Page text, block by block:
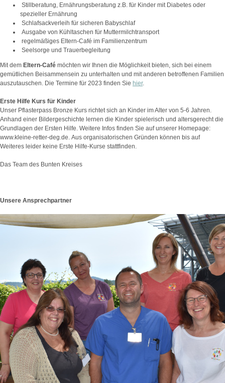
Stillberatung, Ernährungsberatung z.B. für Kinder mit Diabetes oder
spezieller Ernährung
Schlafsackverleih für sicheren Babyschlaf
Ausgabe von Kühltaschen für Muttermilchtransport
regelmäßiges Eltern-Café im Familienzentrum
Seelsorge und Trauerbegleitung
Mit dem Eltern-Café möchten wir Ihnen die Möglichkeit bieten, sich bei einem
gemütlichen Beisammensein zu unterhalten und mit anderen betroffenen Familien
auszutauschen. Die Termine für 2023 finden Sie hier.
Erste Hilfe Kurs für Kinder
Unser Pflasterpass Bronze Kurs richtet sich an Kinder im Alter von 5-6 Jahren.
Anhand einer Bildergeschichte lernen die Kinder spielerisch und altersgerecht die
Grundlagen der Ersten Hilfe. Weitere Infos finden Sie auf unserer Homepage:
www.kleine-retter-deg.de. Aus organisatorischen Gründen können bis auf
Weiteres leider keine Erste Hilfe-Kurse stattfinden.
Das Team des Bunten Kreises
Unsere Ansprechpartner